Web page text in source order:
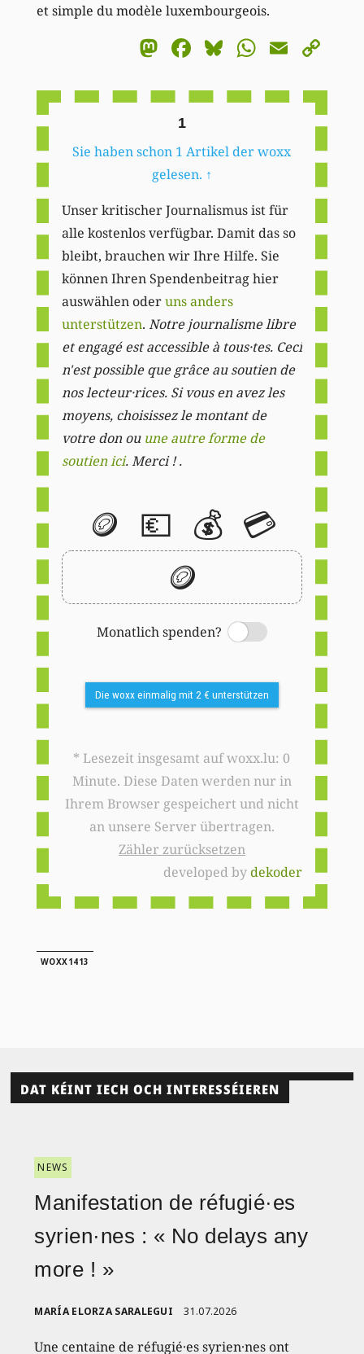
et simple du modèle luxembourgeois.
Mastodon
Facebook
BlueskyEmail
1
Sie haben schon 1 Artikel der woxx
gelesen. ↑
Unser kritischer Journalismus ist für
alle kostenlos verfügbar. Damit das so
bleibt, brauchen wir Ihre Hilfe. Sie
können Ihren Spendenbeitrag hier
auswählen oderuns anders
unterstützen. Notre journalisme libre
et engagé est accessible à tous·tes. Ceci
n'est possible que grâce au soutien de
nos lecteur·rices. Si vous en avez les
moyens, choisissez le montant de
votre don ou une autre forme de
soutien ici. Merci ! .
🪙 💶 💰 💳
🪙
Monatlich spenden?
Switch
Die woxx einmalig mit 2 € unterstützen
* Lesezeit insgesamt auf woxx.lu: 0
Minute. Diese Daten werden nur in
Ihrem Browser gespeichert und nicht
an unsere Server übertragen.
Zähler zurücksetzen
developed bydekoder
WOXX1413
DAT KÉINT IECH OCH INTERESSÉIEREN
NEWS
Manifestation de réfugié·es
syrien·nes : « No delays any
more ! »
MARÍA ELORZA SARALEGUI 31.07.2026
Une centaine de réfugié·es syrien·nes ont